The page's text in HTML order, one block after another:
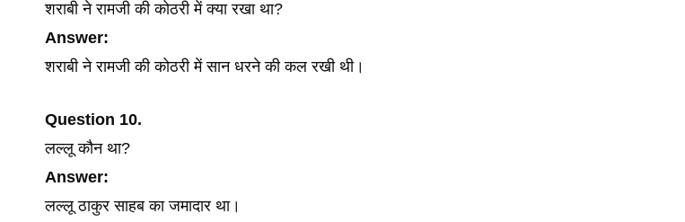
शराबी ने रामजी की कोठरी में क्या रखा था?
Answer:
शराबी ने रामजी की कोठरी में सान धरने की कल रखी थी।
Question 10.
लल्लू कौन था?
Answer:
लल्लू ठाकुर साहब का जमादार था।